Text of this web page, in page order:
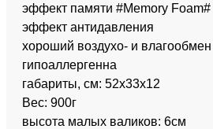
эффект памяти #Memory Foam#
эффект антидавления
хороший воздухо- и влагообмен
гипоаллергенна
габариты, см: 52х33х12
Вес: 900г
высота малых валиков: 6см